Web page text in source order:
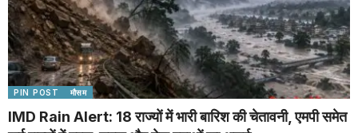
PIN POST मौसम
IMD Rain Alert: 18 राज्यों में भारी बारिश की चेतावनी, एमपी समेत